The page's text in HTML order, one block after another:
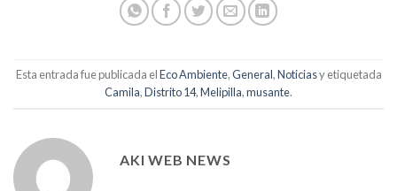
Esta entrada fue publicada elEco Ambiente,General,Noticiasy etiquetada
Camila,Distrito 14,Melipilla,musante.
AKI WEB NEWS